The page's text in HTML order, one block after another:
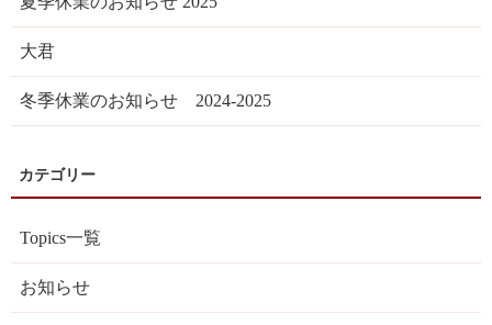
大君
冬季休業のお知らせ 2024-2025
Topics一覧
お知らせ